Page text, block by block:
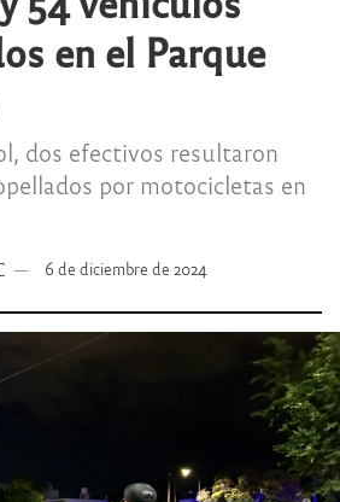
en el Parque
dos efectivos resultaron
por motocicletas en
6 de diciembre de 2024